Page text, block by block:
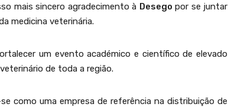
mais sincero agradecimento à Desego por se juntar
medicina veterinária.
um evento académico e científico de elevado
de toda a região.
como uma empresa de referência na distribuição de